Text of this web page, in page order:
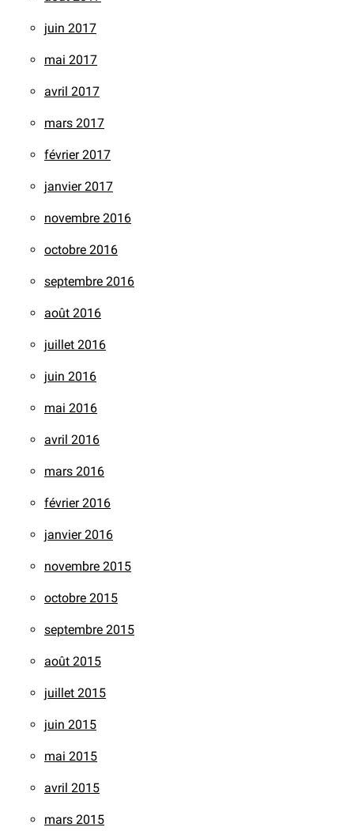
juin 2017
mai 2017
avril 2017
mars 2017
février 2017
janvier 2017
novembre 2016
octobre 2016
septembre 2016
août 2016
juillet 2016
juin 2016
mai 2016
avril 2016
mars 2016
février 2016
janvier 2016
novembre 2015
octobre 2015
septembre 2015
août 2015
juillet 2015
juin 2015
mai 2015
avril 2015
mars 2015